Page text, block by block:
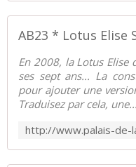
En 2008, la Lotus Elise
ses sept ans... La
pour ajouter une
Traduisez par cela, une...